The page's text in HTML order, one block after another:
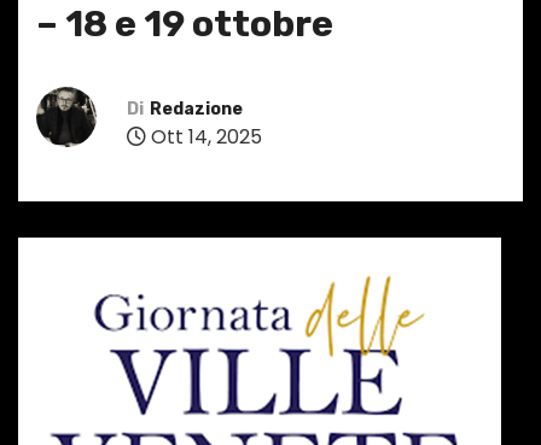
– 18 e 19 ottobre
Di Redazione
Ott 14, 2025